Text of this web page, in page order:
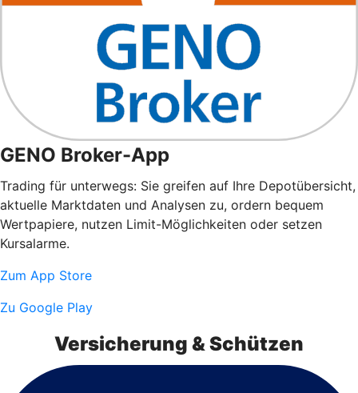
GENO Broker-App
Trading für unterwegs: Sie greifen auf Ihre Depotübersicht,
aktuelle Marktdaten und Analysen zu, ordern bequem
Wertpapiere, nutzen Limit-Möglichkeiten oder setzen
Kursalarme.
Zum App Store
Zu Google Play
Versicherung & Schützen